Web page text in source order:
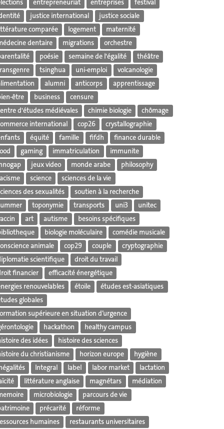
entrepreneuriat entreprises
festival
justice international
justice sociale
comparée
logement
maternité
dentaire
migrations
orchestre
poésie semaine de l'égalité
théâtre
tsinghua uni-emploi
volcanologie
alumni anticorps
apprentissage
être
business
censure
d'études médiévales
chimie biologie
chômage
international
cop26
crystallographie
équité famille fifdh
finance durable
gaming immatriculation
immunite
jeux video monde arabe
philosophy
science
sciences de la vie
des sexualités
soutien à la recherche
toponymie transports uni3
unitec
art autisme
besoins spécifiques
biologie moléculaire
comédie musicale
animale
cop29 couple
cryptographie
scientifique
droit du travail
financier
efficacité énergétique
renouvelables
étoile
études est-asiatiques
globales
supérieure en situation d’urgence
hackathon
healthy campus
des idées
histoire des sciences
du christianisme
horizon europe
hygiène
Integral label labor market
lactation
littérature anglaise magnétars
médiation
microbiologie
parcours de vie
précarité
réforme
humaines
restaurants universitaires